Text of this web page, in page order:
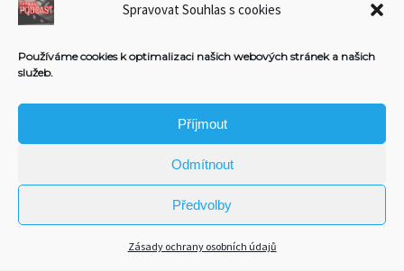
Spravovat Souhlas s cookies
Používáme cookies k optimalizaci našich webových stránek a našich
služeb.
Příjmout
Odmítnout
Předvolby
Zásady ochrany osobních údajů